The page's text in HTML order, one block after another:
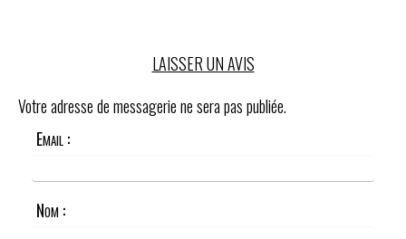
LAISSER UN AVIS
Votre adresse de messagerie ne sera pas publiée.
Email :
Nom :